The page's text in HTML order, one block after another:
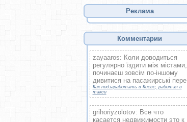
Реклама
Комментарии
zayaaros: Коли доводиться
регулярно їздити між містами,
починаєш зовсім по-іншому
дивитися на пасажирські пере
Как подзаработать в Киеве, работая в
такси
grihoriyzolotov: Все что
касается недвижимости это к